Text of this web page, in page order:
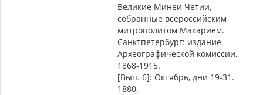
Великие Минеи Четии,
собранные всероссийским
митрополитом Макарием.
Санктпетербург: издание
Археографической комиссии,
1868-1915.
[Вып. 6]: Октябрь, дни 19-31.
1880.